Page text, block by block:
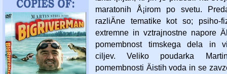
maratonih Å¡irom po svetu.
razliÄne tematike kot so; psiho-
extremne in vztrajnostne napore
pomembnost timskega dela in
ciljev. Veliko poudarka
pomembnosti Äistih voda in se